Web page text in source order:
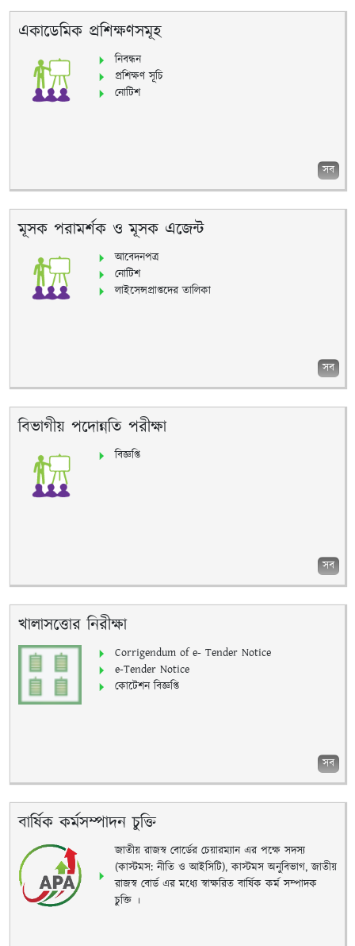
একাডেমিক প্রশিক্ষণসমূহ
নিবন্ধন
প্রশিক্ষণ সূচি
নোটিশ
সব
মূসক পরামর্শক ও মূসক এজেন্ট
আবেদনপত্র
নোটিশ
লাইসেন্সপ্রাপ্তদের তালিকা
সব
বিভাগীয় পদোন্নতি পরীক্ষা
বিজ্ঞপ্তি
সব
খালাসত্তোর নিরীক্ষা
Corrigendum of e- Tender Notice
e-Tender Notice
কোটেশন বিজ্ঞপ্তি
সব
বার্ষিক কর্মসম্পাদন চুক্তি
জাতীয় রাজস্ব বোর্ডের চেয়ারম্যান এর পক্ষে সদস্য
(কাস্টমস: নীতি ও আইসিটি), কাস্টমস অনুবিভাগ, জাতীয়
রাজস্ব বোর্ড এর মধ্যে স্বাক্ষরিত বার্ষিক কর্ম সম্পাদক
চুক্তি ।